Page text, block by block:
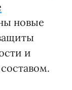
новые
и